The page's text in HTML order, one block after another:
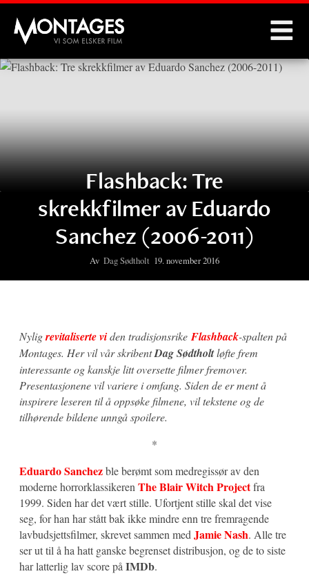
Montages
Flashback:Tre
skrekkfilmer av Eduardo
Sanchez (2006-2011)
Av Dag Sødtholt 19. november 2016
Nyligrevitaliserte viden tradisjonsrikeFlashback-spalten på
Montages. Her vil vår skribentDag Sødtholtløfte frem
interessante og kanskje litt oversette filmer fremover.
Presentasjonene vil variere i omfang. Siden de er ment å
inspirere leseren til å oppsøke filmene, vil tekstene og de
tilhørende bildene unngå spoilere.
*
Eduardo Sanchezble berømt som medregissør av den
moderne horrorklassikerenThe Blair Witch Projectfra
1999. Siden har det vært stille. Ufortjent stille skal det vise
seg, for han har stått bak ikke mindre enn tre fremragende
lavbudsjettsfilmer, skrevet sammen medJamie Nash. Alle tre
ser ut til å ha hatt ganske begrenset distribusjon, og de to siste
har latterlig lav score påIMDb.